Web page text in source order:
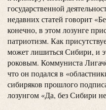
государственной
недавних статей говорит
конечно, в этом лозунге
патриотизм. Как
может лишиться Сибири, и
роковым. Коммуниста
что он подался в
сибиряков прошлого
лозунгом «Да, без Сибири